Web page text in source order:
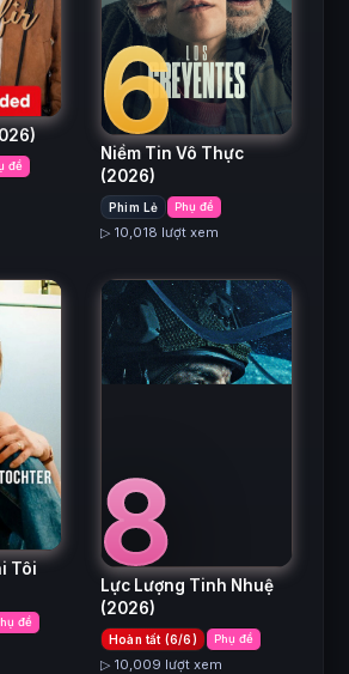
đề
6
Niềm Tin Vô Thực
(2026)
Phim Lẻ Phụ đề
▷ 10,018 lượt xem
Tôi
đề
8
Lực Lượng Tinh Nhuệ
(2026)
Hoàn tất (6/6) Phụ đề
▷ 10,009 lượt xem